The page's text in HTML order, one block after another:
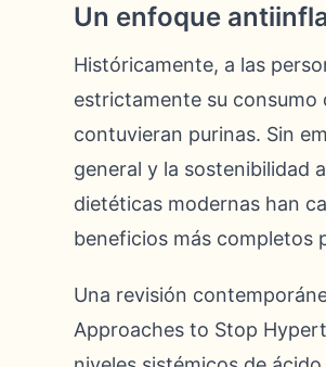
Un enfoque
Históricamente, a las
estrictamente su consumo
contuvieran purinas. Sin
general y la sostenibilidad
dietéticas modernas han
beneficios más completos
Una revisión
Approaches to Stop